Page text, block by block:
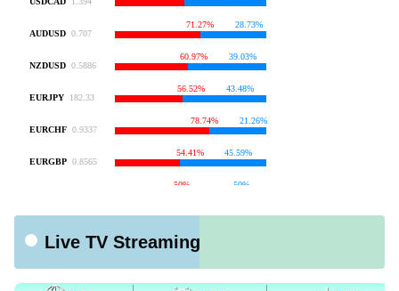
Live TV Streaming